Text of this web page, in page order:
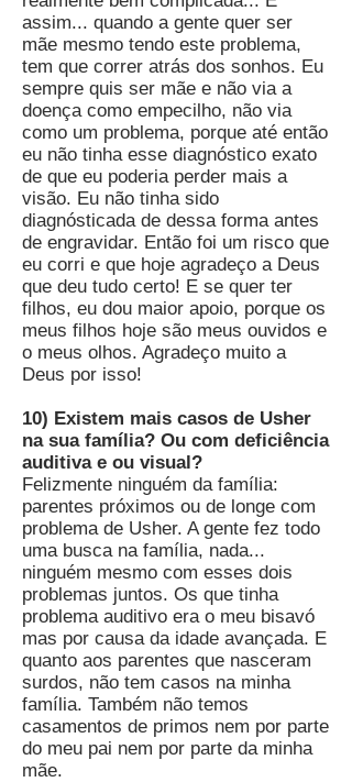
assim... quando a gente quer ser
mãe mesmo tendo este problema,
tem que correr atrás dos sonhos. Eu
sempre quis ser mãe e não via a
doença como empecilho, não via
como um problema, porque até então
eu não tinha esse diagnóstico exato
de que eu poderia perder mais a
visão. Eu não tinha sido
diagnósticada de dessa forma antes
de engravidar. Então foi um risco que
eu corri e que hoje agradeço a Deus
que deu tudo certo! E se quer ter
filhos, eu dou maior apoio, porque os
meus filhos hoje são meus ouvidos e
o meus olhos. Agradeço muito a
Deus por isso!
10) Existem mais casos de Usher
na sua família? Ou com deficiência
auditiva e ou visual?
Felizmente ninguém da família:
parentes próximos ou de longe com
problema de Usher. A gente fez todo
uma busca na família, nada...
ninguém mesmo com esses dois
problemas juntos. Os que tinha
problema auditivo era o meu bisavó
mas por causa da idade avançada. E
quanto aos parentes que nasceram
surdos, não tem casos na minha
família. Também não temos
casamentos de primos nem por parte
do meu pai nem por parte da minha
mãe.